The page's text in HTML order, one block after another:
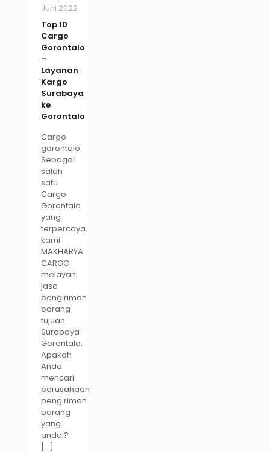
Juni 2022
Top 10
Cargo
Gorontalo
–
Layanan
Kargo
Surabaya
ke
Gorontalo
Cargo
gorontalo
Sebagai
salah
satu
Cargo
Gorontalo
yang
terpercaya,
kami
MAKHARYA
CARGO
melayani
jasa
pengiriman
barang
tujuan
Surabaya-
Gorontalo.
Apakah
Anda
mencari
perusahaan
pengiriman
barang
yang
andal?
[…]